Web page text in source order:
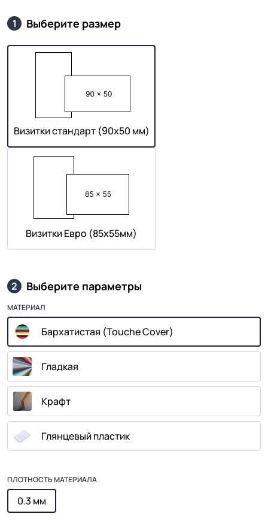
1 Выберите размер
Визитки стандарт (90х50 мм)
Визитки Евро (85х55мм)
2 Выберите параметры
МАТЕРИАЛ
Бархатистая (Touche Cover)
Гладкая
Крафт
Глянцевый пластик
ПЛОТНОСТЬ МАТЕРИАЛА
0.3 мм